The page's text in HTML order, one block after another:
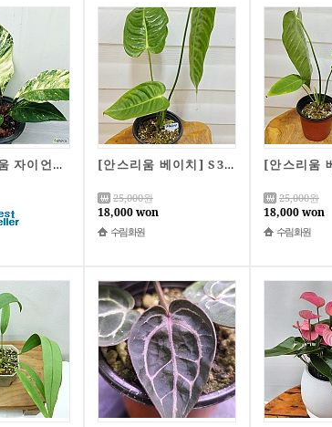
무늬안스리움 자이언트핑크 바리에가타 (대품 동일품배송) [안스리움 베이치] S3647 -동일품배송- 높이:35cm 폭:25cm
25,000원
18,000 won
수림화원
25,000원
18,000 won
수림화원